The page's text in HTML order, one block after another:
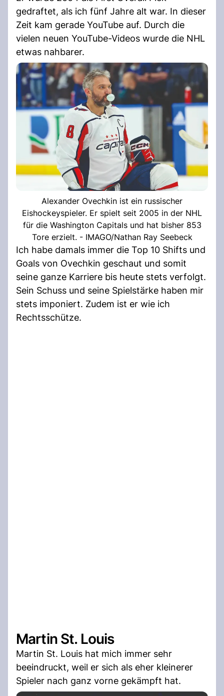
gedraftet, als ich fünf Jahre alt war. In dieser
Zeit kam gerade YouTube auf. Durch die
vielen neuen YouTube-Videos wurde die NHL
etwas nahbarer.
Alexander Ovechkin ist ein russischer
Eishockeyspieler. Er spielt seit 2005 in der NHL
für die Washington Capitals und hat bisher 853
Tore erzielt. - IMAGO/Nathan Ray Seebeck
Ich habe damals immer die Top 10 Shifts und
Goals von Ovechkin geschaut und somit
seine ganze Karriere bis heute stets verfolgt.
Sein Schuss und seine Spielstärke haben mir
stets imponiert. Zudem ist er wie ich
Rechtsschütze.
Martin St. Louis
Martin St. Louis hat mich immer sehr
beeindruckt, weil er sich als eher kleinerer
Spieler nach ganz vorne gekämpft hat.